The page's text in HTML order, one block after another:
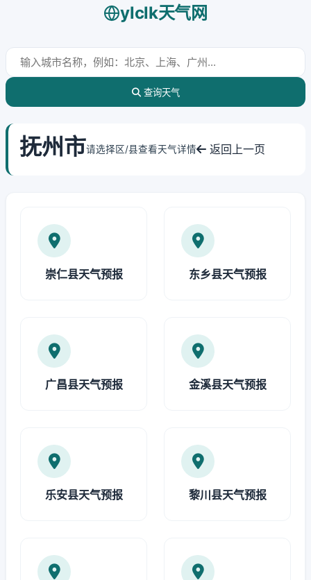
ylclk天气网
查询天气
抚州市请选择区/县查看天气详情 返回上一页
崇仁县天气预报 东乡县天气预报
广昌县天气预报 金溪县天气预报
乐安县天气预报 黎川县天气预报